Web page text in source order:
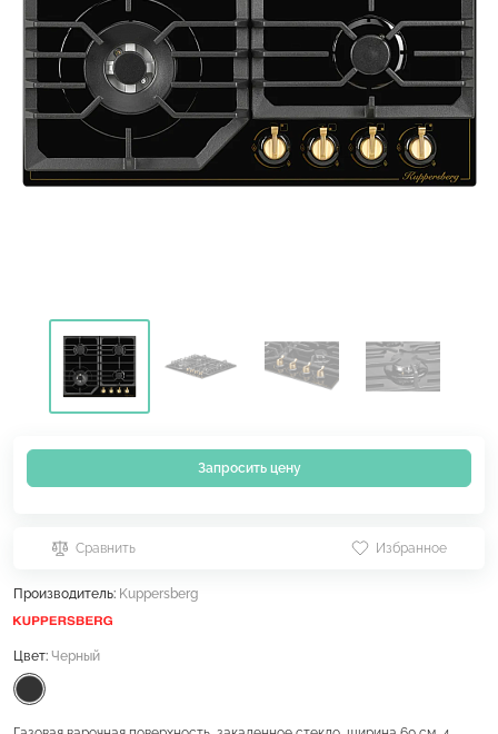
Запросить цену
Сравнить Избранное
Производитель: Kuppersberg
Цвет: Черный